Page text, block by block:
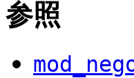
参照